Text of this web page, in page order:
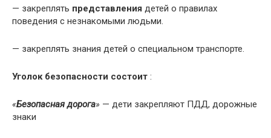
— закреплять представления детей о правилах
поведения с незнакомыми людьми.
— закреплять знания детей о специальном транспорте.
Уголок безопасности состоит :
«Безопасная дорога» — дети закрепляют ПДД, дорожные
знаки